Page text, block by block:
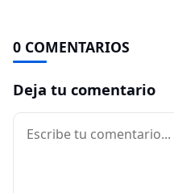
0 COMENTARIOS
Deja tu comentario
Comentario